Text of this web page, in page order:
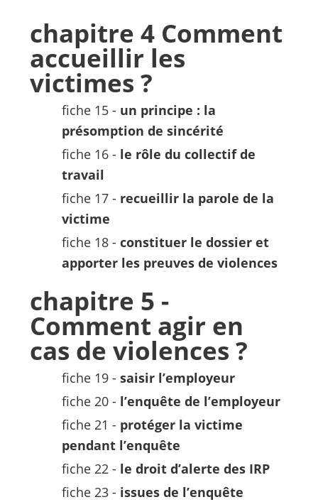
chapitre 4 Comment
accueillir les
victimes ?
fiche 15 - un principe : la
présomption de sincérité
fiche 16 - le rôle du collectif de
travail
fiche 17 - recueillir la parole de la
victime
fiche 18 - constituer le dossier et
apporter les preuves de violences
chapitre 5 -
Comment agir en
cas de violences ?
fiche 19 - saisir l’employeur
fiche 20 - l’enquête de l’employeur
fiche 21 - protéger la victime
pendant l’enquête
fiche 22 - le droit d’alerte des IRP
fiche 23 - issues de l’enquête